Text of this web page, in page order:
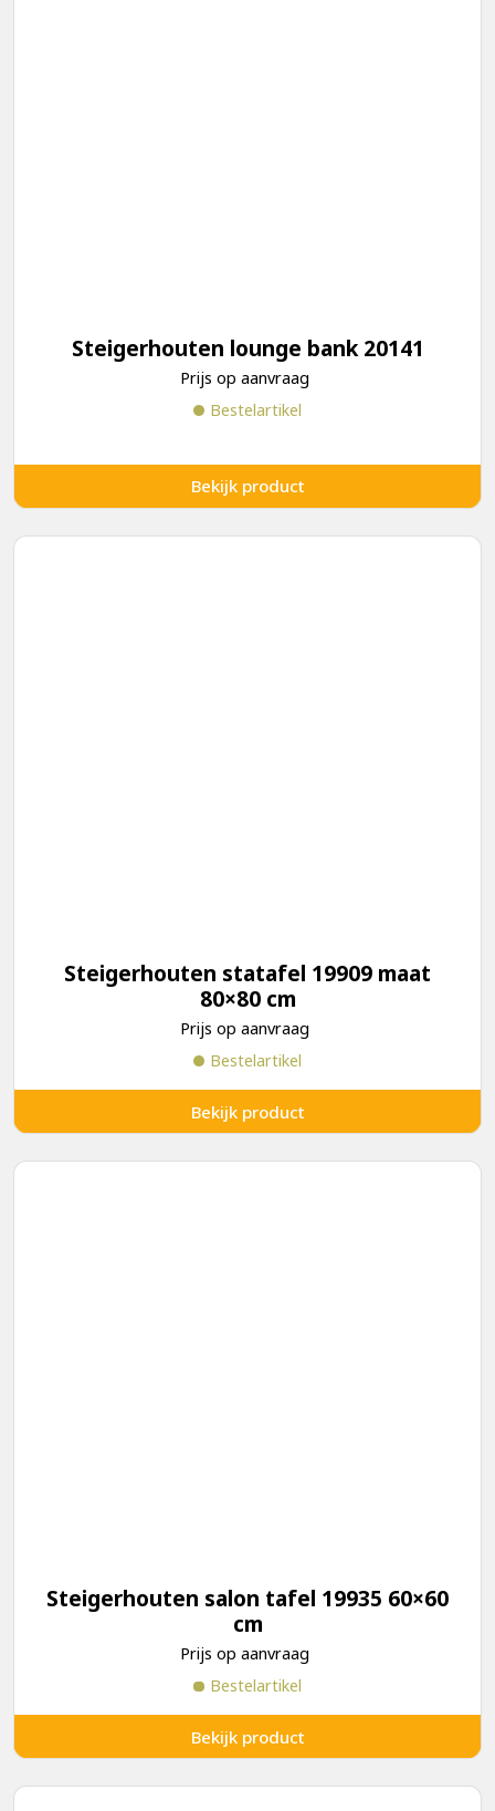
Steigerhouten lounge bank 20141
Prijs op aanvraag
Bestelartikel
Bekijk product
Steigerhouten statafel 19909 maat
80×80 cm
Prijs op aanvraag
Bestelartikel
Bekijk product
Steigerhouten salon tafel 19935 60×60
cm
Prijs op aanvraag
Bestelartikel
Bekijk product